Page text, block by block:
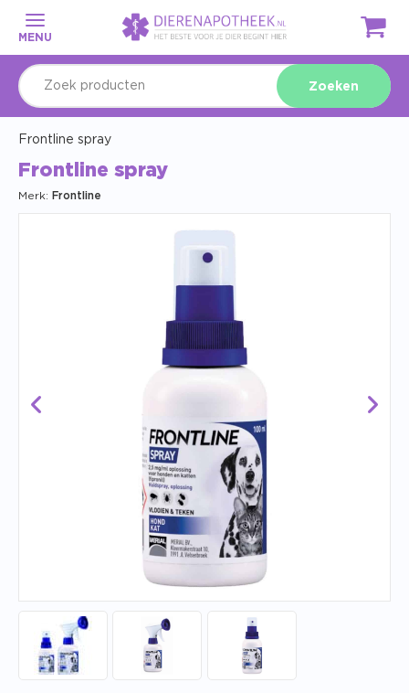
MENU
Zoeken
Frontline spray
Frontline spray
Merk: Frontline